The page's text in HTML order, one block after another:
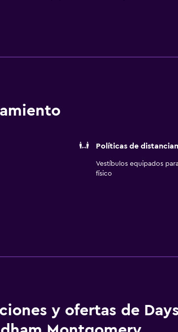
por cable y wifi gratis. Los servicios
(pueden existir restricciones). Se ofrece
Políticas de
Vestíbulos equipados
físico
y ofertas de